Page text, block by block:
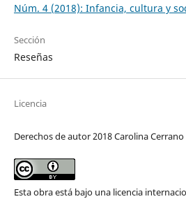
Núm. 4 (2018): Infancia, cultura y
Sección
Reseñas
Licencia
Derechos de autor 2018 Carolina Cerrano
Esta obra está bajo una licencia